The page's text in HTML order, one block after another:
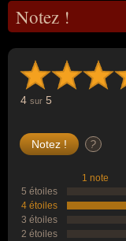
Notez !
4 sur 5
?
1 note
5 étoiles
4 étoiles
3 étoiles
2 étoiles